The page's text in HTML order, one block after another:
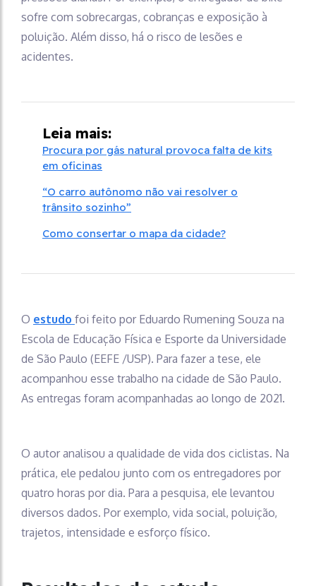
sofre com sobrecargas, cobranças e exposição à
poluição. Além disso, há o risco de lesões e
acidentes.
Leia mais:
Procura por gás natural provoca falta de kits
em oficinas
“O carro autônomo não vai resolver o
trânsito sozinho”
Como consertar o mapa da cidade?
O estudo foi feito por Eduardo Rumening Souza na
Escola de Educação Física e Esporte da Universidade
de São Paulo (EEFE /USP). Para fazer a tese, ele
acompanhou esse trabalho na cidade de São Paulo.
As entregas foram acompanhadas ao longo de 2021.
O autor analisou a qualidade de vida dos ciclistas. Na
prática, ele pedalou junto com os entregadores por
quatro horas por dia. Para a pesquisa, ele levantou
diversos dados. Por exemplo, vida social, poluição,
trajetos, intensidade e esforço físico.